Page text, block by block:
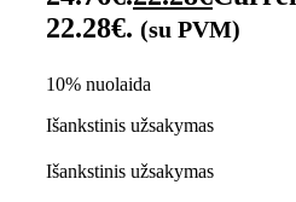
22.28€. (su PVM)
10% nuolaida
Išankstinis užsakymas
Išankstinis užsakymas